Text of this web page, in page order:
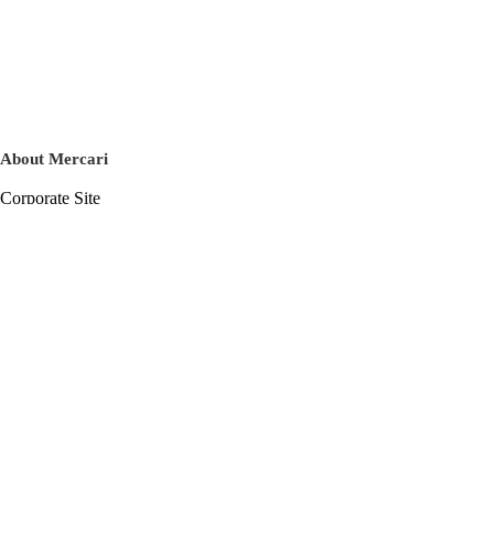
About Mercari
Corporate Site